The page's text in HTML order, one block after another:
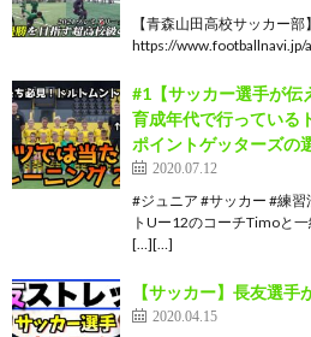
【青森山田高校サッカー部】
https://
#1【サッカー選手が伝
育成年代で行っている
ポイントゲッターズの
2020.07.12
#ジュニア #サッカー #練
トUー12のコーチTimoと
[…][…]
【サッカー】長友選
2020.04.15